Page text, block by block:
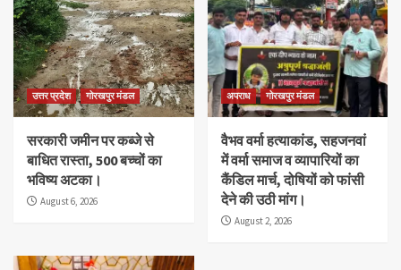
उत्तर प्रदेश गोरखपुर मंडल
सरकारी जमीन पर कब्जे से
बाधित रास्ता, 500 बच्चों का
भविष्य अटका।
August 6, 2026
अपराध गोरखपुर मंडल
वैभव वर्मा हत्याकांड, सहजनवां
में वर्मा समाज व व्यापारियों का
कैंडिल मार्च, दोषियों को फांसी
देने की उठी मांग।
August 2, 2026